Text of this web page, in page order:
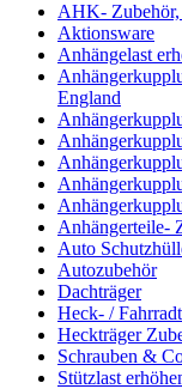
AHK- Zubehör,
Aktionsware
Anhängelast
England
Anhängerteile-
Auto
Autozubehör
Dachträger
Heck- /
Heckträger
Schrauben &
Stützlast